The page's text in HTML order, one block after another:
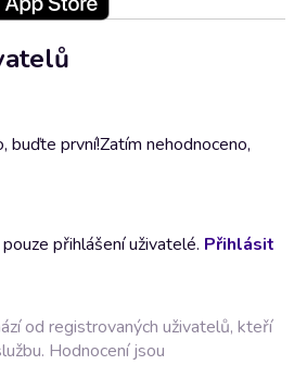
buďte první!Zatím nehodnoceno,
přihlášení uživatelé. Přihlásit
od registrovaných uživatelů, kteří
Hodnocení jsou